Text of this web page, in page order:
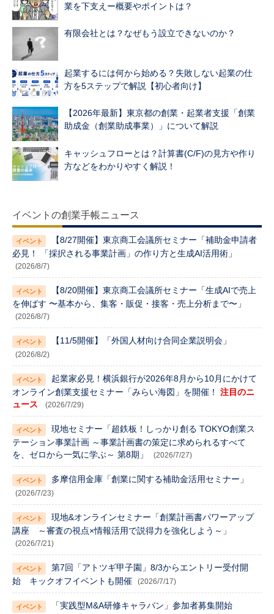
業を下支えー概要やポイントは？
有限会社とは？なぜもう設立できないのか？
起業するには何から始める？失敗しない起業の仕
方を5ステップで解説【初心者向け】
【2026年最新】東京都の創業・起業者支援「創業
助成金（創業助成事業）」について解説
キャッシュフローとは？計算書(C/F)の見方や作り
方などをわかりやすく解説！
イベントの創業手帳ニュース
【8/27開催】東京商工会議所セミナー「補助金申請者
必見！ 「採択される事業計画」の作り方と生成AI活用術」
(2026/8/7)
【8/20開催】東京商工会議所セミナー「生成AIで売上
を伸ばす 〜基本から、集客・販促・接客・売上分析まで〜」
(2026/8/7)
【11/5開催】「外国人材向け合同企業説明会」
(2026/8/2)
起業家必見！横浜銀行が2026年8月から10月にかけて
オンライン創業支援セミナー「みらい海図」を開催！
注目のニ
ュース
(2026/7/29)
現地セミナー「超鉄板！しっかり創る TOKYO創業ス
テーション事業計画 ～事業計画書の策定に求められるすべて
を、ゼロから一気に学ぶ～ 第8期」
(2026/7/27)
多摩信用金庫「創業に関する補助金活用セミナー」
(2026/7/23)
現地&オンラインセミナー「創業計画書パワーアップ
講座 ～審査の視点×情報活用で説得力を強化しよう～」
(2026/7/21)
第7回「アトツギ甲子園」8/3からエントリー受付開
始 キックオフイベントも開催
(2026/7/17)
「実践型M&A研修キャラバン」参加者募集開始